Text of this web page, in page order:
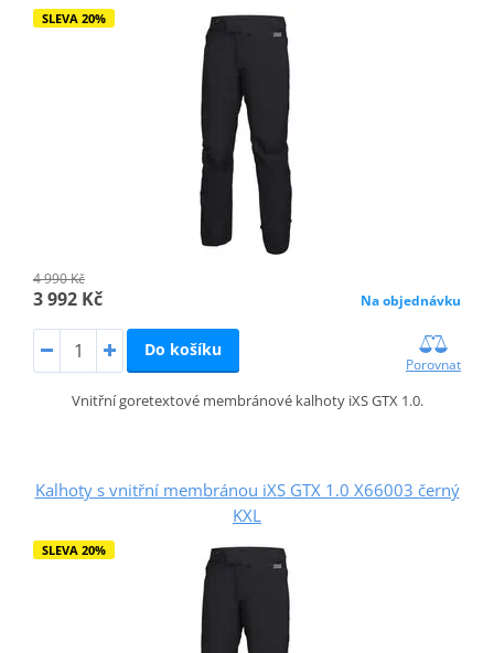
SLEVA 20%
4 990 Kč
3 992 Kč Na objednávku
Do košíku
Porovnat
Vnitřní goretextové membránové kalhoty iXS GTX 1.0.
Kalhoty s vnitřní membránou iXS GTX 1.0 X66003 černý
KXL
SLEVA 20%